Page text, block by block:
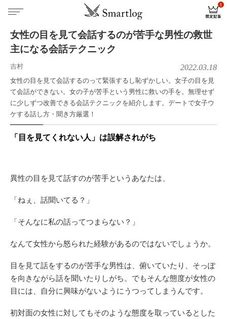
女性の目を見て会話するのが苦手な男性の救世
主になる会話テクニック
吉村 2022.03.18
女性の目を見て会話するのって緊張するし恥ずかしい。女子の目を見
て会話ができない。女の子が苦手という男性に救いの手を。無理せず
に少しずつ改善できる会話テクニックを紹介します。デートで女子ウ
ケする話し方・聞き方厳選！
「目を見てくれない人」は誤解されがち
異性の目を見て話すのが苦手というあなたは、
「ねぇ、話聞いてる？」
「そんなに私の話ってつまらない？」
なんて女性から怒られた経験があるのではないでしょうか。
目を見て話をするのが苦手な男性は、俯いていたり、そっぽ
を向きながら話を聞いたりしがち。でもそんな態度が女性の
目には、自分に興味がないようにうつってしまうんです。
初対面の女性に対してもそのような態度を取っているとした